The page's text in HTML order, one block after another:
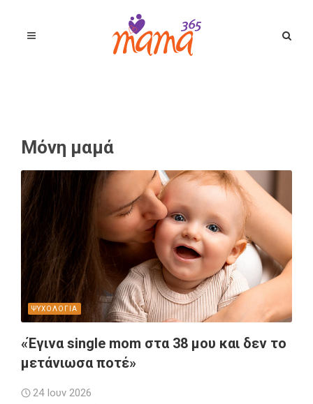
Μόνη μαμά
ΨΥΧΟΛΟΓΙΑ
«Έγινα single mom στα 38 μου και δεν το
μετάνιωσα ποτέ»
24 Ιουν 2026